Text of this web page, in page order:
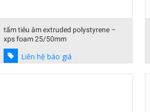
tấm tiêu âm extruded polystyrene –
xps foam 25/50mm
Liên hệ báo giá